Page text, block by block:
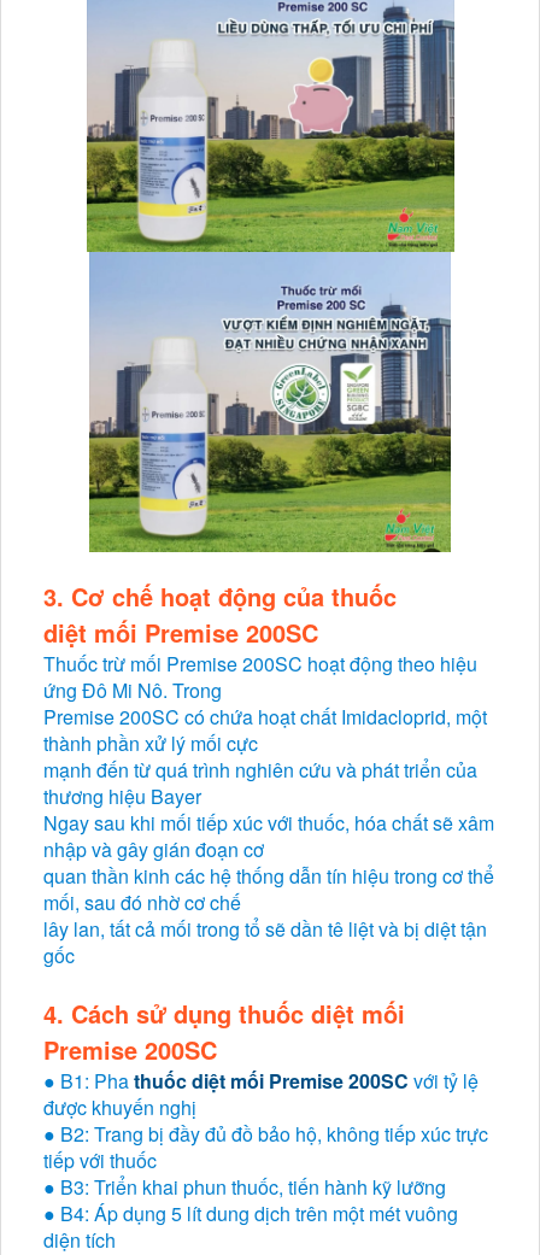
3. Cơ chế hoạt động của thuốc
diệt mối Premise 200SC
Thuốc trừ mối Premise 200SC hoạt động theo hiệu
ứng Đô Mi Nô. Trong
Premise 200SC có chứa hoạt chất Imidacloprid, một
thành phần xử lý mối cực
mạnh đến từ quá trình nghiên cứu và phát triển của
thương hiệu Bayer
Ngay sau khi mối tiếp xúc với thuốc, hóa chất sẽ xâm
nhập và gây gián đoạn cơ
quan thần kinh các hệ thống dẫn tín hiệu trong cơ thể
mối, sau đó nhờ cơ chế
lây lan, tất cả mối trong tổ sẽ dần tê liệt và bị diệt tận
gốc
4. Cách sử dụng thuốc diệt mối
Premise 200SC
● B1: Phathuốc diệt mối Premise 200SC với tỷ lệ
được khuyến nghị
● B2: Trang bị đầy đủ đồ bảo hộ, không tiếp xúc trực
tiếp với thuốc
● B3: Triển khai phun thuốc, tiến hành kỹ lưỡng
● B4: Áp dụng 5 lít dung dịch trên một mét vuông
diện tích